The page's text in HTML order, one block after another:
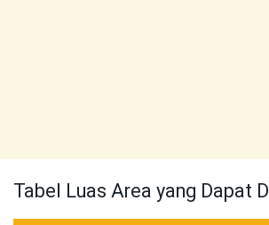
Tabel Luas Area yang Dapat